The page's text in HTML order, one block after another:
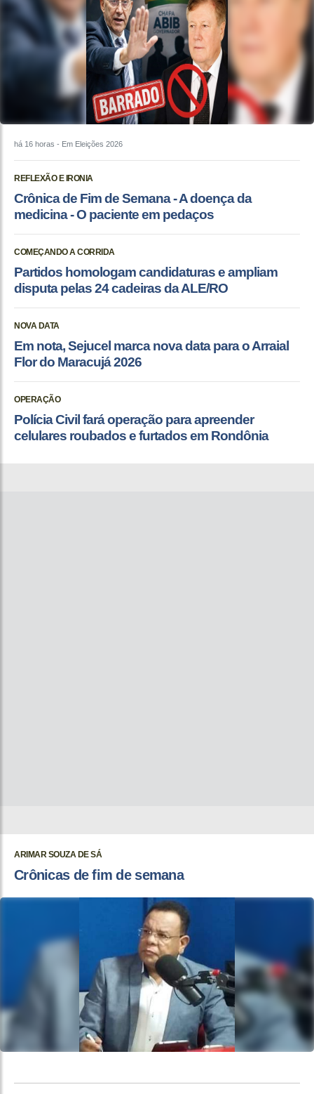
há 16 horas - Em Eleições 2026
REFLEXÃO E IRONIA
Crônica de Fim de Semana - A doença da
medicina - O paciente em pedaços
COMEÇANDO A CORRIDA
Partidos homologam candidaturas e ampliam
disputa pelas 24 cadeiras da ALE/RO
NOVA DATA
Em nota, Sejucel marca nova data para o Arraial
Flor do Maracujá 2026
OPERAÇÃO
Polícia Civil fará operação para apreender
celulares roubados e furtados em Rondônia
ARIMAR SOUZA DE SÁ
Crônicas de fim de semana